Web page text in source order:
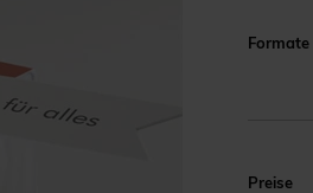
Formate
Preise